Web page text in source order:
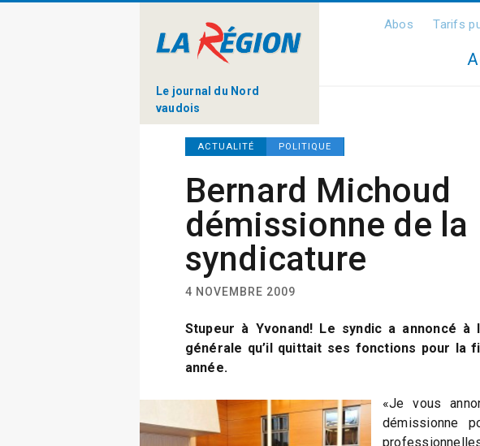
Le journal du Nord
vaudois
Abos Tarifs
ACTUALITÉ POLITIQUE
Bernard Michoud
démissionne de la
syndicature
4 NOVEMBRE 2009
Stupeur à Yvonand! Le syndic a annoncé à
générale qu’il quittait ses fonctions pour la
année.
«Je vous
démissionne